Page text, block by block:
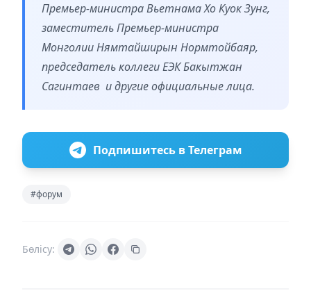
Премьер-министра Вьетнама Хо Куок Зунг,
заместитель Премьер-министра
Монголии Нямтайширын Нормтойбаяр,
председатель коллеги ЕЭК Бакытжан
Сагинтаев и другие официальные лица.
Подпишитесь в Телеграм
#форум
Бөлісу: